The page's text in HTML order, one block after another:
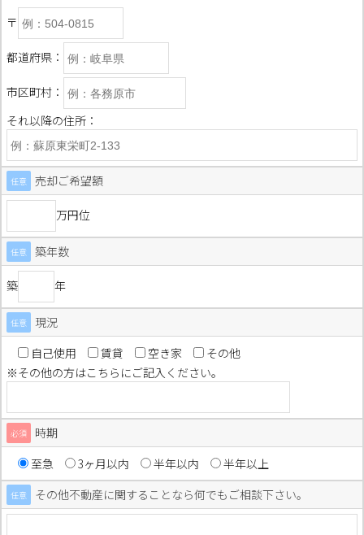
〒
都道府県：
市区町村：
それ以降の住所：
任意 売却ご希望額
万円位
任意 築年数
築 年
任意
現況
自己使用
賃貸 空き家
その他
※その他の方はこちらにご記入ください。
必須
時期
至急
3ヶ月以内 半年以内 半年以上
任意 その他不動産に関することなら何でもご相談下さい。